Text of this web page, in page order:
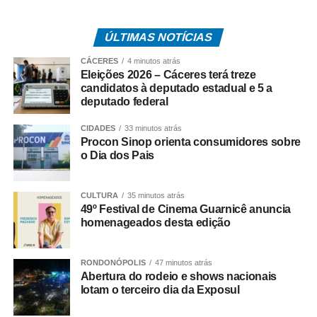
coberturas vacinais. Este ano, 19 registros já foram
A entidade recomenda que todos os trabalhadores
verifiquem sua situação vacinal e procurem uma unidade
básica de saúde caso não tenham comprovante de
vacinação contra a doença ou tenham dúvidas sobre o
esquema recebido.
Um alerta também foi feito aos médicos do trabalho.
Durante consultas ocupacionais, exames
admissionais, periódicos, de retorno ao trabalho ou
demissionais, esses profissionais devem orientar os
trabalhadores sobre a importância da vacinação e
esclarecer dúvidas, especialmente entre profissionais
da saúde e outros grupos com maior risco de exposição.
ÚLTIMAS NOTÍCIAS
CÁCERES 4 minutos atrás
Eleições 2026 – Cáceres terá treze
candidatos à deputado estadual e 5 a
deputado federal
CIDADES 33 minutos atrás
Procon Sinop orienta consumidores sobre
o Dia dos Pais
CULTURA 35 minutos atrás
49º Festival de Cinema Guarnicê anuncia
homenageados desta edição
RONDONÓPOLIS 47 minutos atrás
Abertura do rodeio e shows nacionais
lotam o terceiro dia da Exposul